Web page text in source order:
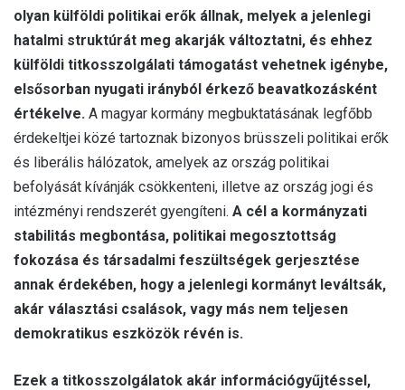
olyan külföldi politikai erők állnak, melyek a jelenlegi
hatalmi struktúrát meg akarják változtatni, és ehhez
külföldi titkosszolgálati támogatást vehetnek igénybe,
elsősorban nyugati irányból érkező beavatkozásként
értékelve. A magyar kormány megbuktatásának legfőbb
érdekeltjei közé tartoznak bizonyos brüsszeli politikai erők
és liberális hálózatok, amelyek az ország politikai
befolyását kívánják csökkenteni, illetve az ország jogi és
intézményi rendszerét gyengíteni. A cél a kormányzati
stabilitás megbontása, politikai megosztottság
fokozása és társadalmi feszültségek gerjesztése
annak érdekében, hogy a jelenlegi kormányt leváltsák,
akár választási csalások, vagy más nem teljesen
demokratikus eszközök révén is.
Ezek a titkosszolgálatok akár információgyűjtéssel,